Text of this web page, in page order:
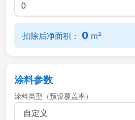
扣除后净面积： 0 m²
涂料参数
涂料类型（预设覆盖率）